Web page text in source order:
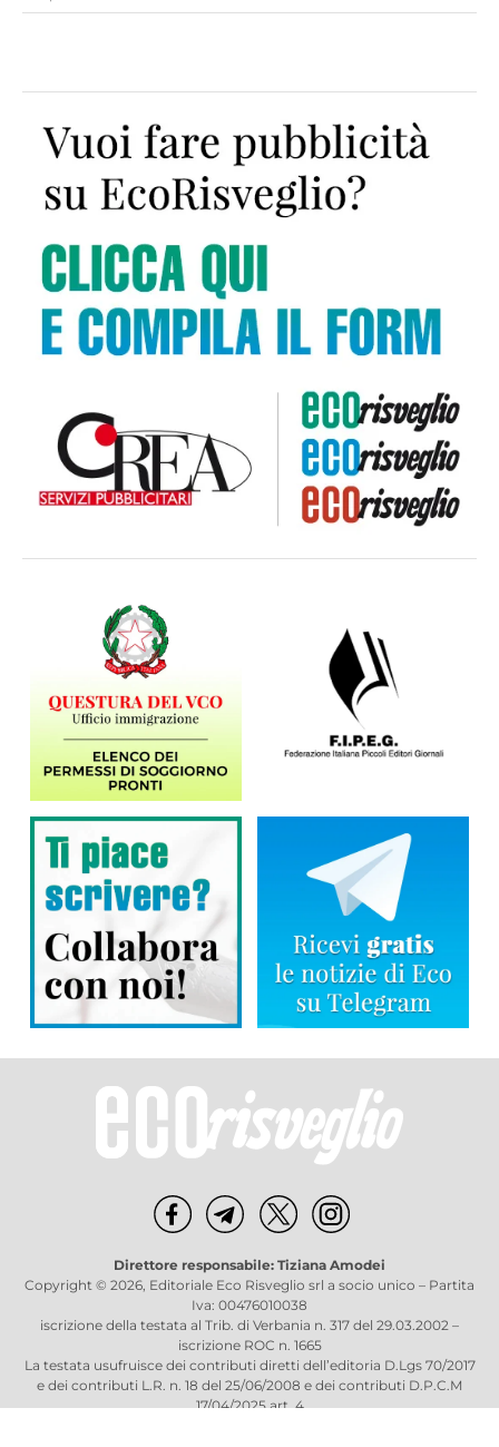
Direttore responsabile: Tiziana Amodei
Copyright © 2026, Editoriale Eco Risveglio srl a socio unico – Partita
Iva: 00476010038
iscrizione della testata al Trib. di Verbania n. 317 del 29.03.2002 –
iscrizione ROC n. 1665
La testata usufruisce dei contributi diretti dell’editoria D.Lgs 70/2017
e dei contributi L.R. n. 18 del 25/06/2008 e dei contributi D.P.C.M
17/04/2025 art. 4